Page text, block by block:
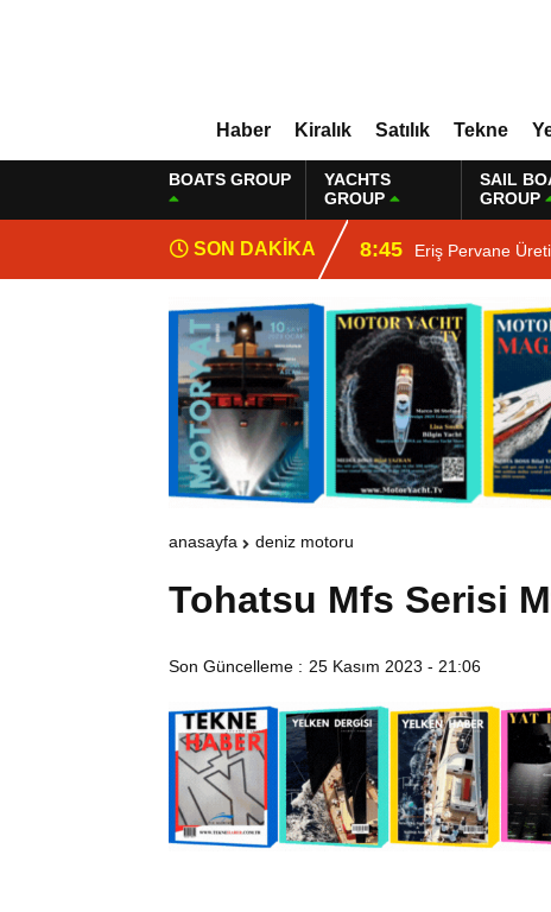
Haber Kiralık Satılık Tekne
BOATS GROUP
YACHTS
GROUP
SAIL
GROUP
SON DAKİKA 8:45 Eriş Pervane
anasayfa deniz motoru
Tohatsu Mfs Serisi
Son Güncelleme : 25 Kasım 2023 - 21:06